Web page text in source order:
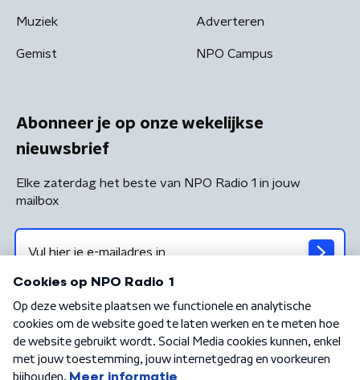
Muziek
Gemist
Adverteren
NPO Campus
Abonneer je op onze wekelijkse
nieuwsbrief
Elke zaterdag het beste van NPO Radio 1 in jouw
mailbox
Algemene voorwaarden